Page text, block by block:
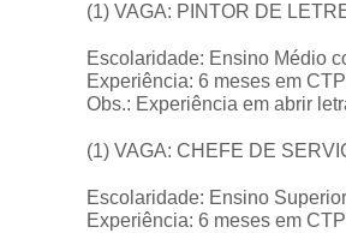
(1) VAGA: PINTOR DE
Escolaridade: Ensino Médio
Experiência: 6 meses em
Obs.: Experiência em abrir
(1) VAGA: CHEFE DE
Escolaridade: Ensino
Experiência: 6 meses em